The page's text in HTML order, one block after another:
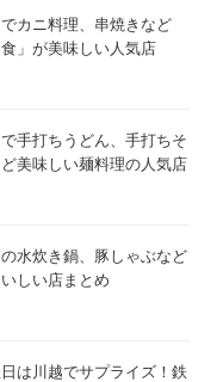
でカニ料理、串焼きなど
食」が美味しい人気店
手打ちうどん、手打ちそ
美味しい麺料理の人気店
の水炊き鍋、豚しゃぶなど
しい店まとめ
は川越でサプライズ！鉄